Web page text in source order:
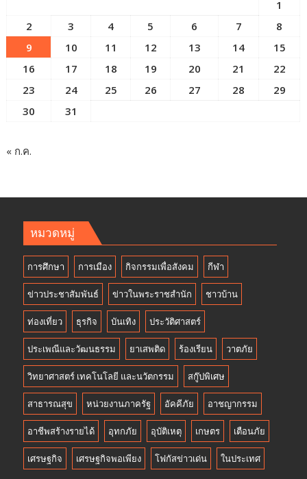
1
2
3 4 5 6 7
8
9
10 11 12 13 14
15
16
17 18 19 20 21
22
23
24 25 26 27 28
29
30
31
« ก.ค.
หมวดหมู่
การศึกษา การเมือง กิจกรรมเพื่อสังคม กีฬา
ข่าวประชาสัมพันธ์ ข่าวในพระราชสำนัก ชาวบ้าน
ท่องเที่ยว ธุรกิจ บันเทิง ประวัติศาสตร์
ประเพณีและวัฒนธรรม ยาเสพติด ร้องเรียน วาตภัย
วิทยาศาสตร์ เทคโนโลยี และนวัตกรรม สกู๊ปพิเศษ
สาธารณสุข หน่วยงานภาครัฐ อัคคีภัย อาชญากรรม
อาชีพสร้างรายได้ อุทกภัย อุบัติเหตุ เกษตร เตือนภัย
เศรษฐกิจ เศรษฐกิจพอเพียง โฟกัสข่าวเด่น ในประเทศ